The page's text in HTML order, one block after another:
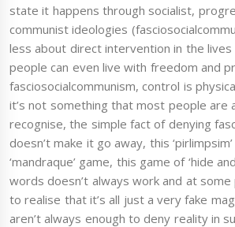
state it happens through socialist,
communist ideologies
less about direct intervention in the
people can even live with freedom and
fasciosocialcommunism, control is
it’s not something that most people are
recognise, the simple fact of denying
doesn’t make it go away, this
‘mandraque’ game, this game of ‘hide
words doesn’t always work and at
to realise that it’s all just a very fake
aren’t always enough to deny reality in